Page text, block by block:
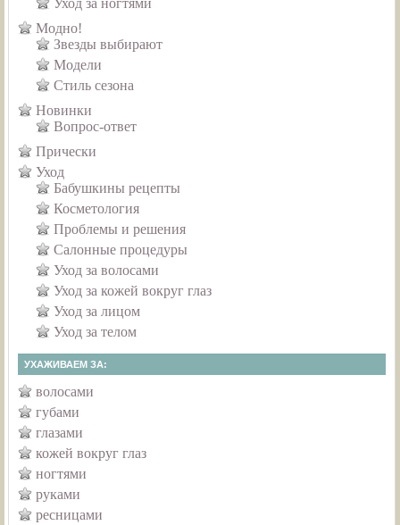
Уход за ногтями
Модно!
Звезды выбирают
Модели
Стиль сезона
Новинки
Вопрос-ответ
Прически
Уход
Бабушкины рецепты
Косметология
Проблемы и решения
Салонные процедуры
Уход за волосами
Уход за кожей вокруг глаз
Уход за лицом
Уход за телом
УХАЖИВАЕМ ЗА:
волосами
губами
глазами
кожей вокруг глаз
ногтями
руками
ресницами